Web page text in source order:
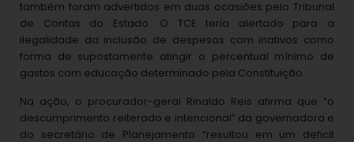
também foram advertidos em duas ocasiões pelo Tribunal
de Contas do Estado. O TCE teria alertado para a
ilegalidade da inclusão de despesas com inativos como
forma de supostamente atingir o percentual mínimo de
gastos com educação determinado pela Constituição.
Na ação, o procurador-geral Rinaldo Reis afirma que “o
descumprimento reiterado e intencional” da governadora e
do secretário de Planejamento “resultou em um deficit